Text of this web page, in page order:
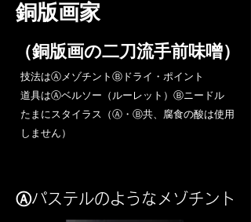
​銅版画家
​（銅版画の二刀流手前味噌）
​技法はⒶメゾチントⒷドライ・ポイント
道具はⒶベルソー（ルーレット）Ⓑニードル
​たまにスタイラス（Ⓐ・Ⓑ共、腐食の酸は使用
しません）
Ⓐパステルのようなメゾチント